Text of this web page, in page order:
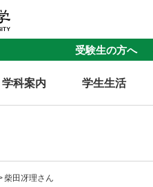
受験生の方へ
学科案内 学生生活
柴田冴理さん